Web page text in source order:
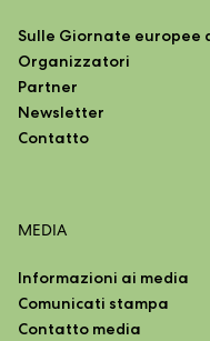
Sulle Giornate europee
Organizzatori
Partner
Newsletter
Contatto
MEDIA
Informazioni ai media
Comunicati stampa
Contatto media